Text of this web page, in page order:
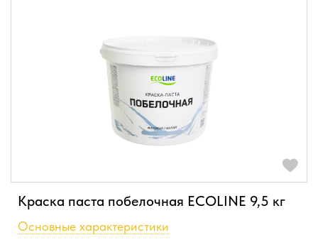
Краска паста побелочная ECOLINE 9,5 кг
Основные характеристики